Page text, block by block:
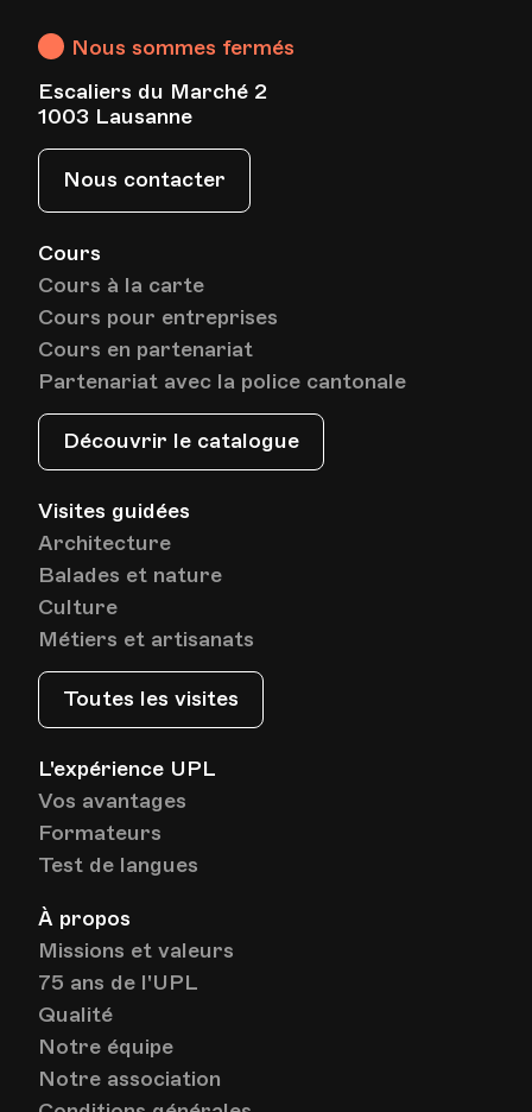
Cours
Cours à la carte
Cours pour entreprises
Cours en partenariat
Partenariat avec la police cantonale
Découvrir le catalogue
Visites guidées
Architecture
Balades et nature
Culture
Métiers et artisanats
Toutes les visites
L'expérience UPL
Vos avantages
Formateurs
Test de langues
À propos
Missions et valeurs
75 ans de l'UPL
Qualité
Notre équipe
Notre association
Nous sommes fermés
Escaliers du Marché 2
1003 Lausanne
Nous contacter